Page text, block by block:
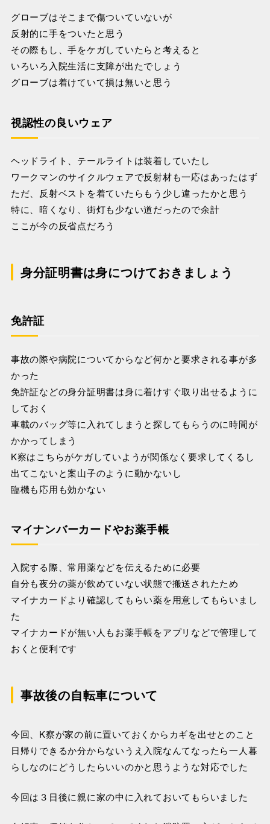
グローブはそこまで傷ついていないが
反射的に手をついたと思う
その際もし、手をケガしていたらと考えると
いろいろ入院生活に支障が出たでしょう
グローブは着けていて損は無いと思う
視認性の良いウェア
ヘッドライト、テールライトは装着していたし
ワークマンのサイクルウェアで反射材も一応はあったはず
ただ、反射ベストを着ていたらもう少し違ったかと思う
特に、暗くなり、街灯も少ない道だったので余計
ここが今の反省点だろう
身分証明書は身につけておきましょう
免許証
事故の際や病院についてからなど何かと要求される事が多
かった
免許証などの身分証明書は身に着けすぐ取り出せるように
しておく
車載のバッグ等に入れてしまうと探してもらうのに時間が
かかってしまう
K察はこちらがケガしていようが関係なく要求してくるし
出てこないと案山子のように動かないし
臨機も応用も効かない
マイナンバーカードやお薬手帳
入院する際、常用薬などを伝えるために必要
自分も夜分の薬が飲めていない状態で搬送されたため
マイナカードより確認してもらい薬を用意してもらいまし
た
マイナカードが無い人もお薬手帳をアプリなどで管理して
おくと便利です
事故後の自転車について
今回、K察が家の前に置いておくからカギを出せとのこと
日帰りできるか分からないうえ入院なんてなったら一人暮
らしなのにどうしたらいいのかと思うような対応でした
今回は３日後に親に家の中に入れておいてもらいました